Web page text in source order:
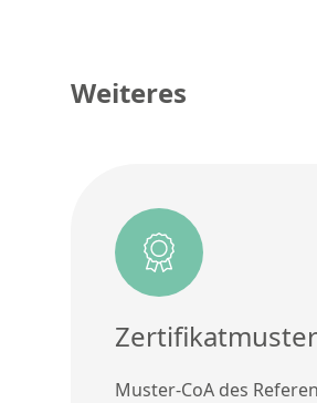
Weiteres
Zertifikatmuster
Muster-CoA des